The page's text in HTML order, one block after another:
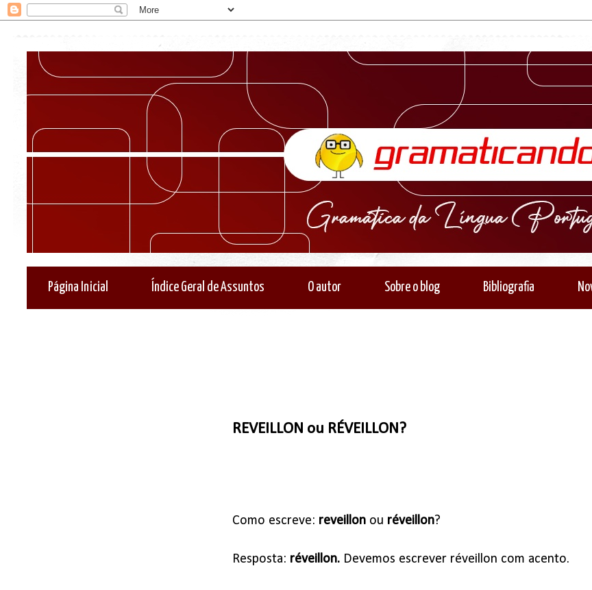
Página Inicial Índice Geral de Assuntos O autor Sobre o blog Bibliografia
REVEILLON ou RÉVEILLON?
Como escreve: reveillonou réveillon?
Resposta: réveillon. Devemos escrever réveillon com acento.